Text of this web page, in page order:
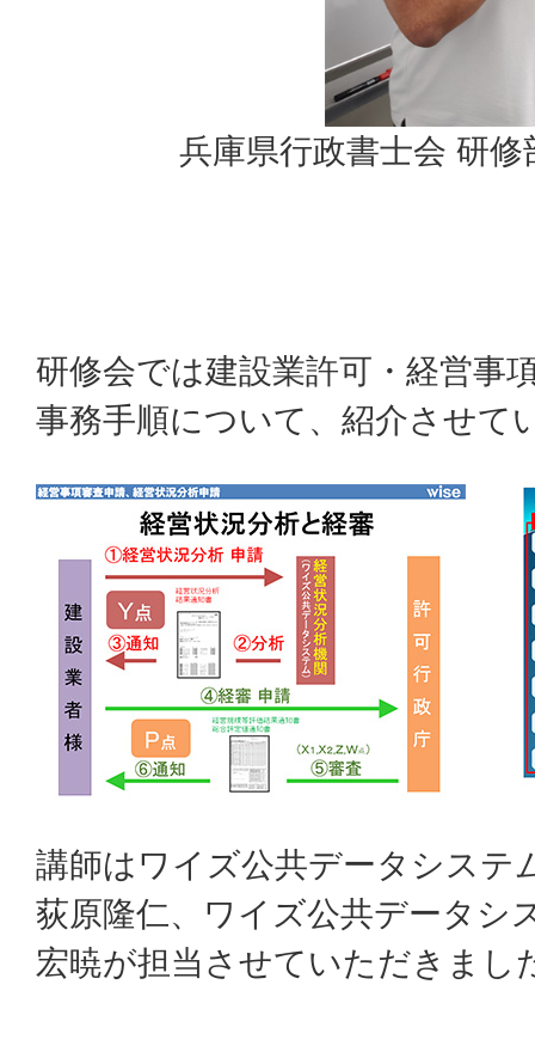
兵庫県行政書士会 研
研修会では建設業許可・経営事
事務手順について、紹介させて
講師はワイズ公共データシステ
荻原隆仁、ワイズ公共データシ
宏暁が担当させていただきまし